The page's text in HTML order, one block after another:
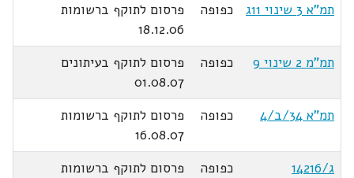
תמ"א 3 שינוי 11ג
כפופה
פרסום לתוקף ברשומות
18.12.06
תמ"מ 2 שינוי 9
כפופה
פרסום לתוקף בעיתונים
01.08.07
תמ"א 34/ב/4
כפופה
פרסום לתוקף ברשומות
16.08.07
ג/14216
כפופה
פרסום לתוקף ברשומות